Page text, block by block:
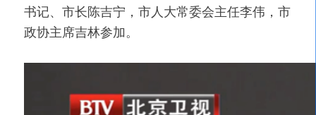
书记、市长陈吉宁，市人大常委会主任李伟，市
政协主席吉林参加。